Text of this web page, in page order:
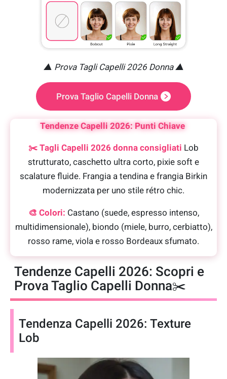
▲ Prova Tagli Capelli 2026 Donna ▲
Prova Taglio Capelli Donna
Tendenze Capelli 2026: Punti Chiave
✂️ Tagli Capelli 2026 donna consigliati Lob
strutturato, caschetto ultra corto, pixie soft e
scalature fluide. Frangia a tendina e frangia Birkin
modernizzata per uno stile rétro chic.
🎨 Colori: Castano (suede, espresso intenso,
multidimensionale), biondo (miele, burro, cerbiatto),
rosso rame, viola e rosso Bordeaux sfumato.
Tendenze Capelli 2026: Scopri e
Prova Taglio Capelli Donna✂️
Tendenza Capelli 2026: Texture
Lob